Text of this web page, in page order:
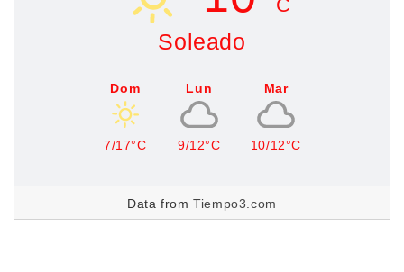
C
Soleado
Dom
7/17°C
Lun
9/12°C
Mar
10/12°C
Data fromTiempo3.com